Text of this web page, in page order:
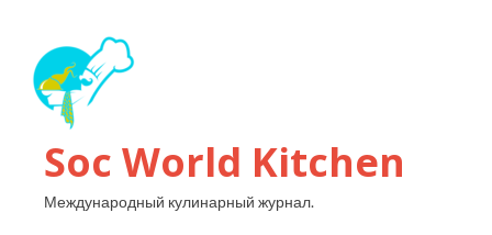
Soc World Kitchen
Международный кулинарный журнал.